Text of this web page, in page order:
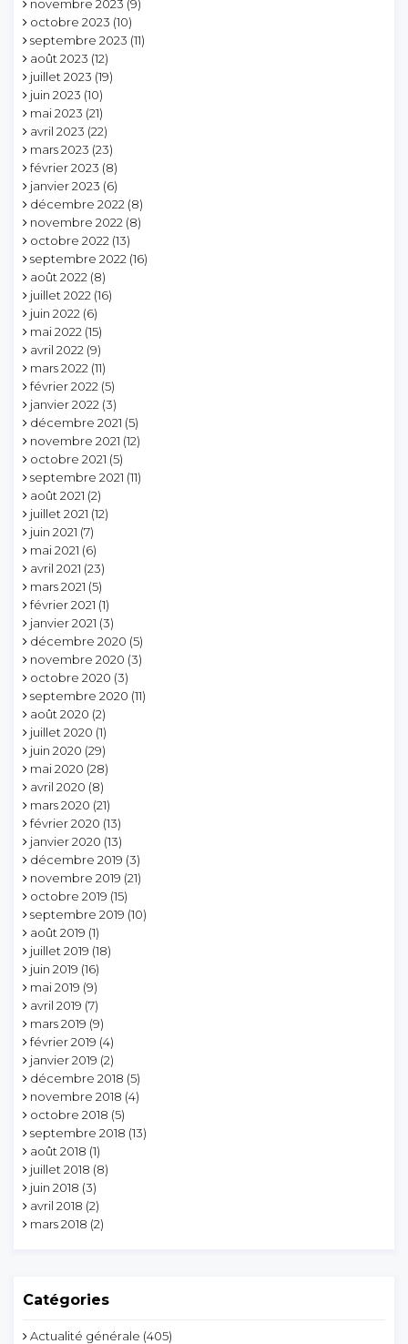
novembre 2023 (9)
octobre 2023 (10)
septembre 2023 (11)
août 2023 (12)
juillet 2023 (19)
juin 2023 (10)
mai 2023 (21)
avril 2023 (22)
mars 2023 (23)
février 2023 (8)
janvier 2023 (6)
décembre 2022 (8)
novembre 2022 (8)
octobre 2022 (13)
septembre 2022 (16)
août 2022 (8)
juillet 2022 (16)
juin 2022 (6)
mai 2022 (15)
avril 2022 (9)
mars 2022 (11)
février 2022 (5)
janvier 2022 (3)
décembre 2021 (5)
novembre 2021 (12)
octobre 2021 (5)
septembre 2021 (11)
août 2021 (2)
juillet 2021 (12)
juin 2021 (7)
mai 2021 (6)
avril 2021 (23)
mars 2021 (5)
février 2021 (1)
janvier 2021 (3)
décembre 2020 (5)
novembre 2020 (3)
octobre 2020 (3)
septembre 2020 (11)
août 2020 (2)
juillet 2020 (1)
juin 2020 (29)
mai 2020 (28)
avril 2020 (8)
mars 2020 (21)
février 2020 (13)
janvier 2020 (13)
décembre 2019 (3)
novembre 2019 (21)
octobre 2019 (15)
septembre 2019 (10)
août 2019 (1)
juillet 2019 (18)
juin 2019 (16)
mai 2019 (9)
avril 2019 (7)
mars 2019 (9)
février 2019 (4)
janvier 2019 (2)
décembre 2018 (5)
novembre 2018 (4)
octobre 2018 (5)
septembre 2018 (13)
août 2018 (1)
juillet 2018 (8)
juin 2018 (3)
avril 2018 (2)
mars 2018 (2)
Catégories
Actualité générale (405)